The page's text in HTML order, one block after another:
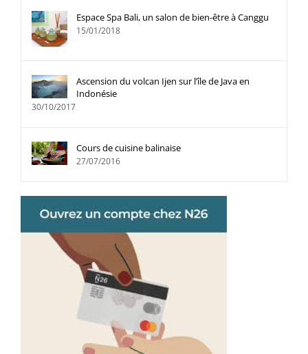
Espace Spa Bali, un salon de bien-être à Canggu
15/01/2018
Ascension du volcan Ijen sur l’île de Java en
Indonésie
30/10/2017
Cours de cuisine balinaise
27/07/2016